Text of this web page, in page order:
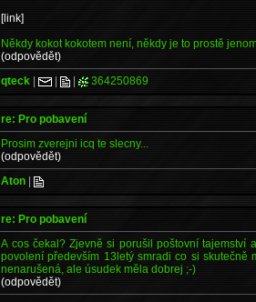
[link]
Někdy kokot kokotem není, někdy je to prostě
(odpovědět)
qteck | | | 364250869
re: Pro pobavení
Prosim zverejni icq te slecny...
(odpovědět)
Aton |
re: Pro pobavení
A cos čekal? Zjevně si porušil poštovní tajemství
povolení především 13letý smradi co si skutečně
nenarušená, ale úsudek měla dobrej ;-)
(odpovědět)